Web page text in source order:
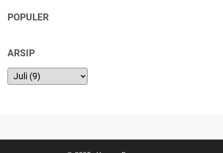
POPULER
ARSIP